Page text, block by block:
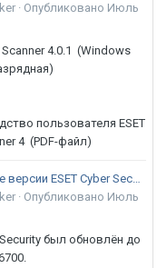
· Опубликовано Июль
Scanner 4.0.1 (Windows
пользователя ESET
4 (PDF-файл)
Актуальные версии ESET Cyber Security 9
· Опубликовано Июль
Security был обновлён до